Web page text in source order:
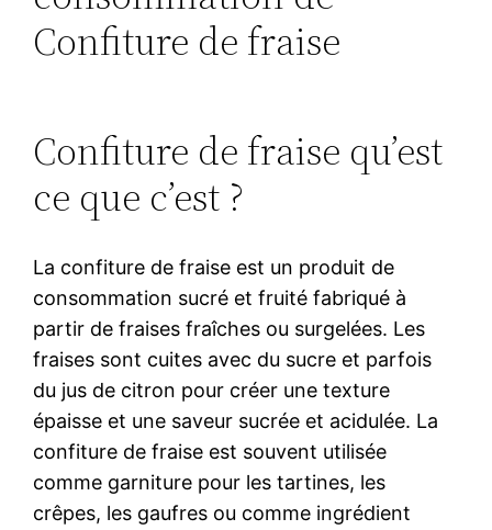
Confiture de fraise
Confiture de fraise qu’est
ce que c’est ?
La confiture de fraise est un produit de
consommation sucré et fruité fabriqué à
partir de fraises fraîches ou surgelées. Les
fraises sont cuites avec du sucre et parfois
du jus de citron pour créer une texture
épaisse et une saveur sucrée et acidulée. La
confiture de fraise est souvent utilisée
comme garniture pour les tartines, les
crêpes, les gaufres ou comme ingrédient